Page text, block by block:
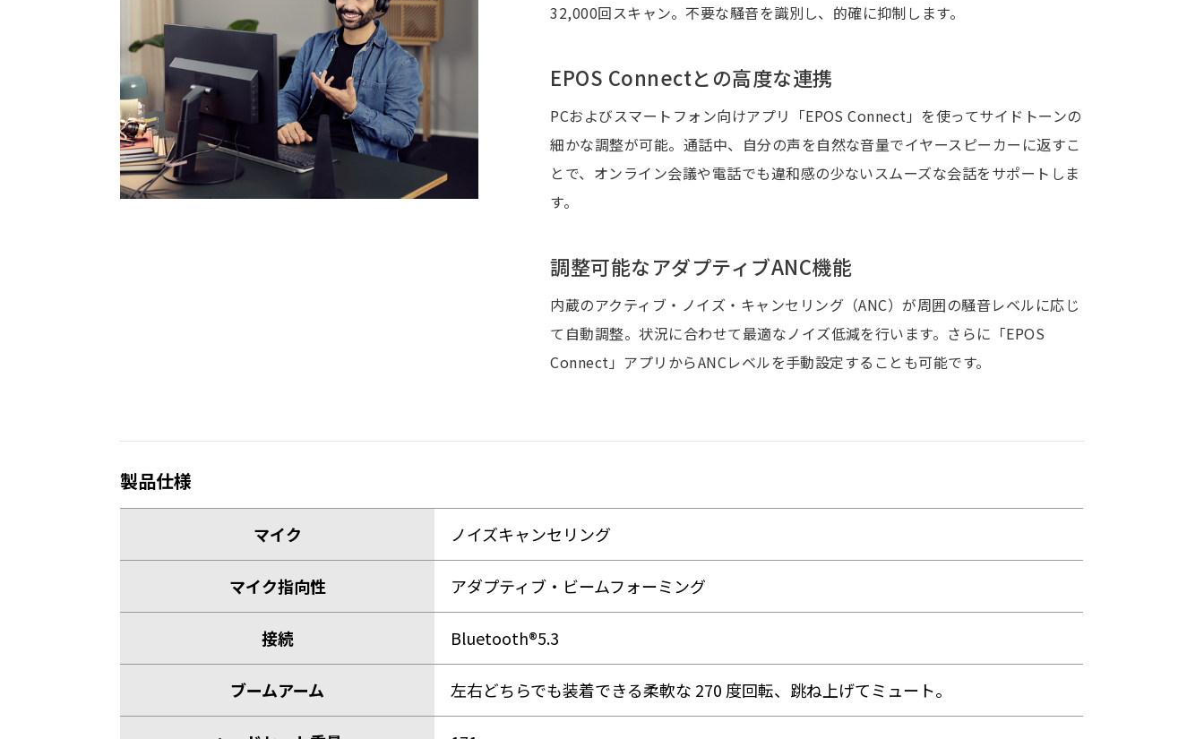
32,000回スキャン。不要な騒音を識別し、的確に抑制します。
EPOS Connectとの高度な連携
PCおよびスマートフォン向けアプリ「EPOS Connect」を使ってサイドトーンの
細かな調整が可能。通話中、自分の声を自然な音量でイヤースピーカーに返すこ
とで、オンライン会議や電話でも違和感の少ないスムーズな会話をサポートしま
す。
調整可能なアダプティブANC機能
内蔵のアクティブ・ノイズ・キャンセリング（ANC）が周囲の騒音レベルに応じ
て自動調整。状況に合わせて最適なノイズ低減を行います。さらに「EPOS
Connect」アプリからANCレベルを手動設定することも可能です。
製品仕様
マイク ノイズキャンセリング
マイク指向性 アダプティブ・ビームフォーミング
接続 Bluetooth®5.3
ブームアーム 左右どちらでも装着できる柔軟な 270 度回転、跳ね上げてミュート。